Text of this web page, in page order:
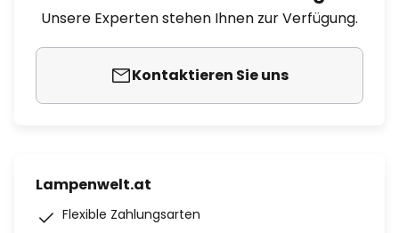
Unsere Experten stehen Ihnen zur Verfügung.
Kontaktieren Sie uns
Lampenwelt.at
Flexible Zahlungsarten